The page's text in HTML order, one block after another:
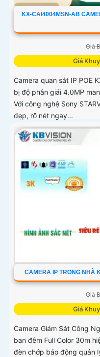
KX-CAI4004MSN-AB
Giá
Giá
Camera quan sát IP POE
bị độ phân giải 4.0MP
Với công nghệ Sony
đẹp, rõ nét ngay...
CAMERA IP TRONG NHÀ
Giá
Giá
Camera Giám Sát Công
ban đêm Full Color 30m
đèn chớp báo động quản